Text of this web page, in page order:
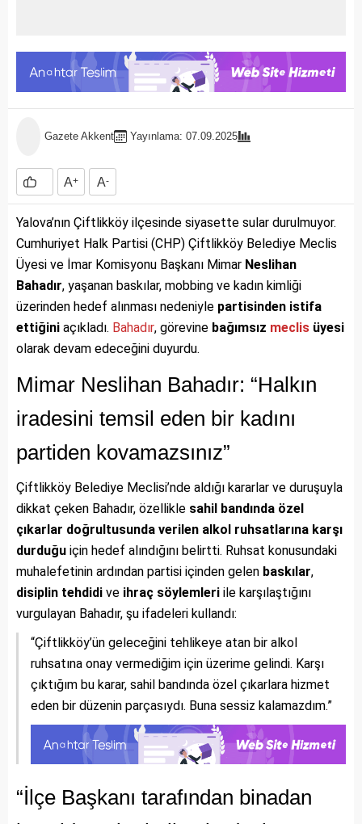
Gazete Akkent Yayınlama: 07.09.2025
A+ A-
Yalova’nın Çiftlikköy ilçesinde siyasette sular durulmuyor.
Cumhuriyet Halk Partisi (CHP) Çiftlikköy Belediye Meclis
Üyesi ve İmar Komisyonu Başkanı Mimar Neslihan
Bahadır, yaşanan baskılar, mobbing ve kadın kimliği
üzerinden hedef alınması nedeniyle partisinden istifa
ettiğini açıkladı. Bahadır, görevine bağımsız meclis üyesi
olarak devam edeceğini duyurdu.
Mimar Neslihan Bahadır: “Halkın
iradesini temsil eden bir kadını
partiden kovamazsınız”
Çiftlikköy Belediye Meclisi’nde aldığı kararlar ve duruşuyla
dikkat çeken Bahadır, özellikle sahil bandında özel
çıkarlar doğrultusunda verilen alkol ruhsatlarına karşı
durduğu için hedef alındığını belirtti. Ruhsat konusundaki
muhalefetinin ardından partisi içinden gelen baskılar,
disiplin tehdidi ve ihraç söylemleri ile karşılaştığını
vurgulayan Bahadır, şu ifadeleri kullandı:
“Çiftlikköy’ün geleceğini tehlikeye atan bir alkol
ruhsatına onay vermediğim için üzerime gelindi. Karşı
çıktığım bu karar, sahil bandında özel çıkarlara hizmet
eden bir düzenin parçasıydı. Buna sessiz kalamazdım.”
“İlçe Başkanı tarafından binadan